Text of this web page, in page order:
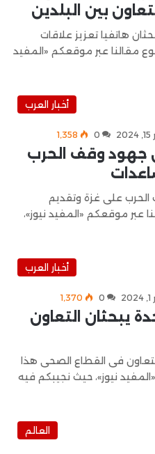
بين البلدين
هاتفيا تعزيز علاقات
مقالنا عبر موقعكم «المفيد
أخبار العرب
0 1٬358
جهود وقف الحرب
الحرب على غزة وتقديم
موقعكم «المفيد نيوز»،
أخبار العرب
0 1٬370
يبحثان التعاون
فى القطاع الصحى هذا
نيوز»، حيث نجيبكم فيه
العالم